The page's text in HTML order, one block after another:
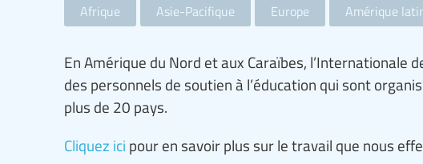
Afrique Asie-Pacifique Europe Amérique
En Amérique du Nord et aux Caraïbes, l’Internationale
des personnels de soutien à l’éducation qui sont
plus de 20 pays.
Cliquez ici pour en savoir plus sur le travail que nous